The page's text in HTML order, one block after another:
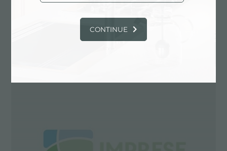
FOSTER POUR LE FONDO
AMBIENTE ITALIANO
CONTINUE